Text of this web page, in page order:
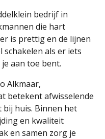
bedrijf in
die hart
is prettig en de lijnen
als er iets
aan toe bent.
Alkmaar,
betekent afwisselende
bij huis. Binnen het
en kwaliteit
en samen zorg je